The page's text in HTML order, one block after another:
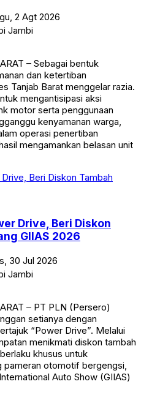
2 Agt 2026
Jambi
– Sebagai bentuk
dan ketertiban
Tanjab Barat menggelar razia.
mengantisipasi aksi
motor serta penggunaan
kenyamanan warga,
operasi penertiban
mengamankan belasan unit
Drive, Beri Diskon
GIIAS 2026
30 Jul 2026
Jambi
– PT PLN (Persero)
setianya dengan
“Power Drive”. Melalui
menikmati diskon tambah
khusus untuk
pameran otomotif bergengsi,
Auto Show (GIIAS)